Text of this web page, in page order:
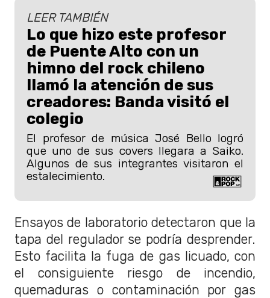
LEER TAMBIÉN
Lo que hizo este profesor
de Puente Alto con un
himno del rock chileno
llamó la atención de sus
creadores: Banda visitó el
colegio
El profesor de música José Bello logró
que uno de sus covers llegara a Saiko.
Algunos de sus integrantes visitaron el
estalecimiento.
Ensayos de laboratorio detectaron que la
tapa del regulador se podría desprender.
Esto facilita la fuga de gas licuado, con
el consiguiente riesgo de incendio,
quemaduras o contaminación por gas